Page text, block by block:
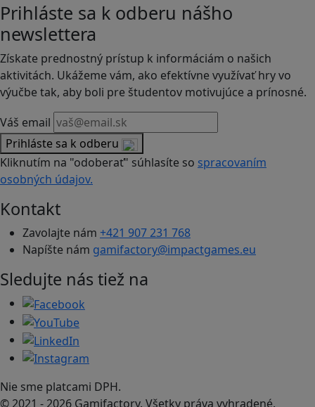
Prihláste sa k odberu nášho
newslettera
Získate prednostný prístup k informáciám o našich
aktivitách. Ukážeme vám, ako efektívne využívať hry vo
výučbe tak, aby boli pre študentov motivujúce a prínosné.
Váš email
Prihláste sa k odberu
Kliknutím na "odoberať" súhlasíte so spracovaním
osobných údajov.
Kontakt
Zavolajte nám +421 907 231 768
Napíšte nám gamifactory@impactgames.eu
Sledujte nás tiež na
Nie sme platcami DPH.
© 2021 - 2026 Gamifactory. Všetky práva vyhradené.